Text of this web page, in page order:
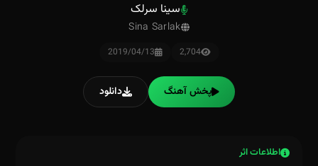
سینا سرلک
Sina Sarlak
2,704
2019/04/13
پخش آهنگ دانلود
اطلاعات اثر